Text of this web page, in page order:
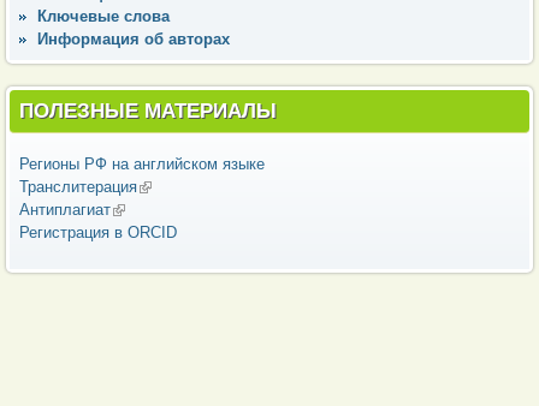
Ключевые слова
Информация об авторах
ПОЛЕЗНЫЕ МАТЕРИАЛЫ
Регионы РФ на английском языке
Транслитерация(внешняя ссылка)
Антиплагиат(внешняя ссылка)
Регистрация в ORCID